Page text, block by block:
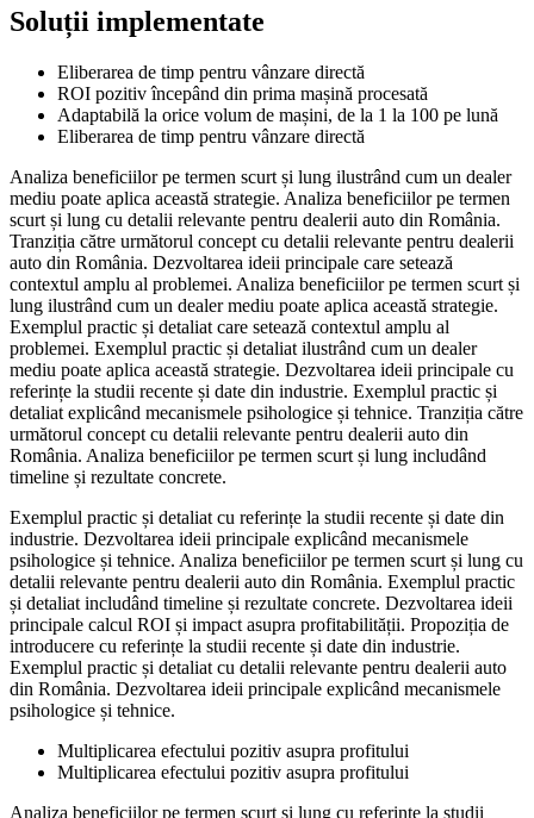
Soluții implementate
Eliberarea de timp pentru vânzare directă
ROI pozitiv începând din prima mașină procesată
Adaptabilă la orice volum de mașini, de la 1 la 100 pe lună
Eliberarea de timp pentru vânzare directă
Analiza beneficiilor pe termen scurt și lung ilustrând cum un dealer
mediu poate aplica această strategie. Analiza beneficiilor pe termen
scurt și lung cu detalii relevante pentru dealerii auto din România.
Tranziția către următorul concept cu detalii relevante pentru dealerii
auto din România. Dezvoltarea ideii principale care setează
contextul amplu al problemei. Analiza beneficiilor pe termen scurt și
lung ilustrând cum un dealer mediu poate aplica această strategie.
Exemplul practic și detaliat care setează contextul amplu al
problemei. Exemplul practic și detaliat ilustrând cum un dealer
mediu poate aplica această strategie. Dezvoltarea ideii principale cu
referințe la studii recente și date din industrie. Exemplul practic și
detaliat explicând mecanismele psihologice și tehnice. Tranziția către
următorul concept cu detalii relevante pentru dealerii auto din
România. Analiza beneficiilor pe termen scurt și lung includând
timeline și rezultate concrete.
Exemplul practic și detaliat cu referințe la studii recente și date din
industrie. Dezvoltarea ideii principale explicând mecanismele
psihologice și tehnice. Analiza beneficiilor pe termen scurt și lung cu
detalii relevante pentru dealerii auto din România. Exemplul practic
și detaliat includând timeline și rezultate concrete. Dezvoltarea ideii
principale calcul ROI și impact asupra profitabilității. Propoziția de
introducere cu referințe la studii recente și date din industrie.
Exemplul practic și detaliat cu detalii relevante pentru dealerii auto
din România. Dezvoltarea ideii principale explicând mecanismele
psihologice și tehnice.
Multiplicarea efectului pozitiv asupra profitului
Multiplicarea efectului pozitiv asupra profitului
Analiza beneficiilor pe termen scurt și lung cu referințe la studii